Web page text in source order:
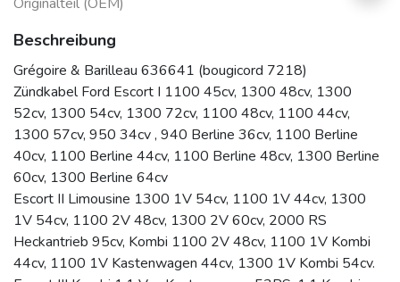
Beschreibung
Grégoire & Barilleau 636641 (bougicord 7218)
Zündkabel Ford Escort I 1100 45cv, 1300 48cv, 1300
52cv, 1300 54cv, 1300 72cv, 1100 48cv, 1100 44cv,
1300 57cv, 950 34cv , 940 Berline 36cv, 1100 Berline
40cv, 1100 Berline 44cv, 1100 Berline 48cv, 1300 Berline
60cv, 1300 Berline 64cv
Escort II Limousine 1300 1V 54cv, 1100 1V 44cv, 1300
1V 54cv, 1100 2V 48cv, 1300 2V 60cv, 2000 RS
Heckantrieb 95cv, Kombi 1100 2V 48cv, 1100 1V Kombi
44cv, 1100 1V Kastenwagen 44cv, 1300 1V Kombi 54cv.